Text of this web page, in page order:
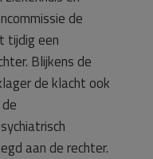
de
tijdig een
Blijkens de
de klacht ook
aan de rechter.